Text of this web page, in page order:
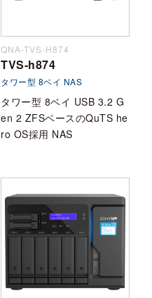
QNA-TVS-H874
TVS-h874
タワー型 8ベイ NAS
タワー型 8ベイ USB 3.2 G
en 2 ZFSベースのQuTS he
ro OS採用 NAS